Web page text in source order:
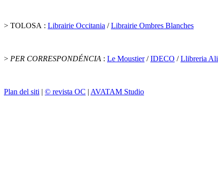
> TOLOSA : Librairie Occitania /Librairie Ombres Blanches
> PER CORRESPONDÉNCIA : Le Moustier/IDECO /Llibreria
Plan del siti | © revista OC | AVATAM Studio